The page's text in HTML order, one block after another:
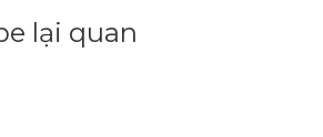
lại quan